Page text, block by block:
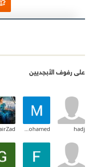
على رفوف الأبجديين
hadj